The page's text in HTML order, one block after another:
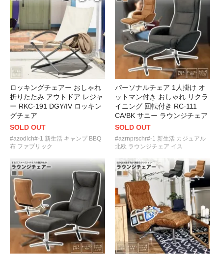
ロッキングチェアー おしゃれ
折りたたみ アウトドア レジャ
ー RKC-191 DGY/IV ロッキン
グチェア
SOLD OUT
#azodlch#-1 新生活 キャンプ BBQ
布 ファブリック
パーソナルチェア 1人掛け オ
ットマン付き おしゃれ リクラ
イニング 回転付き RC-111
CA/BK サニー ラウンジチェア
SOLD OUT
#azrnprschr#-1 新生活 カジュアル
北欧 ラウンジチェア イス